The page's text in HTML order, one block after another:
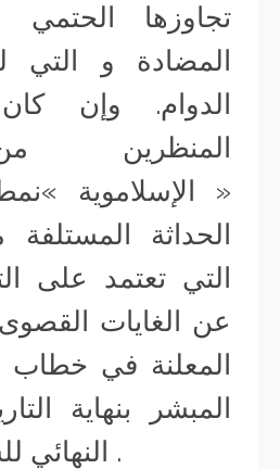
تجاوزها الحتمي
المضادة و التي
الدوام. وإن
المنظرين
« الإسلاموية
الحداثة
التي تعتمد على
عن الغايات القصوى
المعلنة في خطاب
المبشر بنهاية
النهائي للسلم الأمريكية .